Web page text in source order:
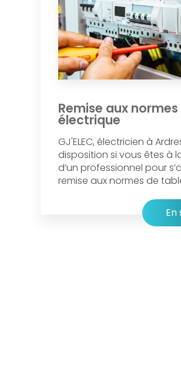
Remise aux
électrique
GJ'ELEC, électricien à
disposition si vous êtes à
d’un professionnel pour
remise aux normes de
En